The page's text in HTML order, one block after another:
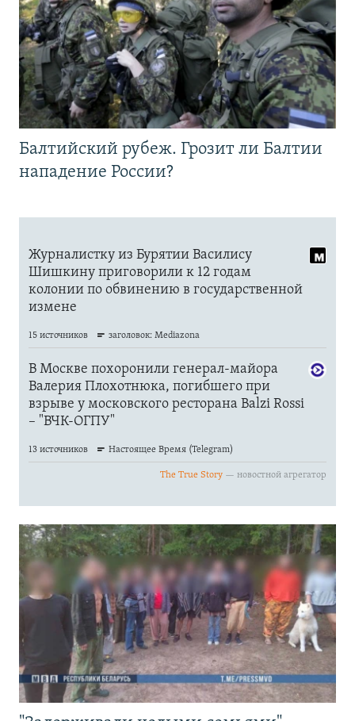
Балтийский рубеж. Грозит ли Балтии
нападение России?